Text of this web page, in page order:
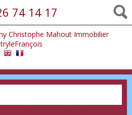
74 14 17